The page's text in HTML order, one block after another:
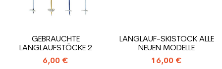
GEBRAUCHTE
LANGLAUFSTÖCKE 2
6,00 €
LANGLAUF-SKISTOCK ALLE
NEUEN MODELLE
16,00 €